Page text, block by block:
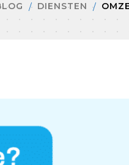
DIENSTEN